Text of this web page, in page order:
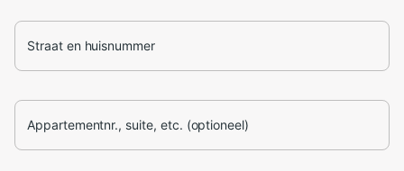
Straat en huisnummer
Appartementnr., suite, etc. (optioneel)